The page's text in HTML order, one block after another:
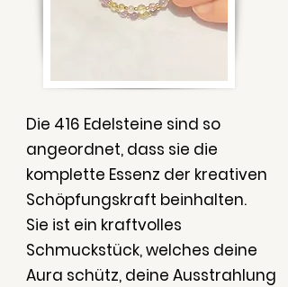
Die 416 Edelsteine sind so
angeordnet, dass sie die
komplette Essenz der kreativen
Schöpfungskraft beinhalten.
Sie ist ein kraftvolles
Schmuckstück, welches deine
Aura schütz, deine Ausstrahlung